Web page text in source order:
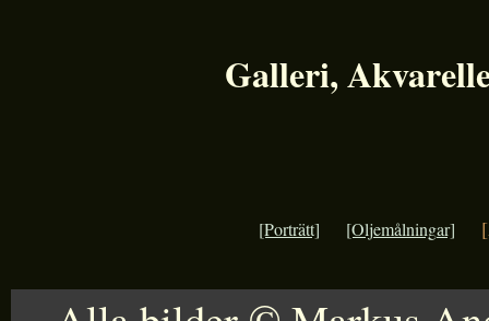
Galleri,
[Porträtt] [Oljemålningar]